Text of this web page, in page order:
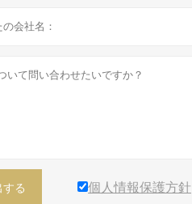
する 個人情報保護方針